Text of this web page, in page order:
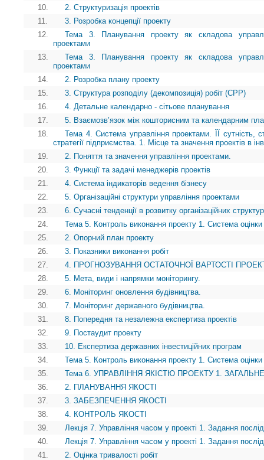
10.
2. Структуризація проектів
11.
3. Розробка концепції проекту
12.
Тема 3. Планування проекту як складова
проектами
13.
Тема 3. Планування проекту як складова
проектами
14.
2. Розробка плану проекту
15.
3. Структура розподілу (декомпозиція) робіт (СРР)
16.
4. Детальне календарно - сітьове планування
17.
5. Взаємозв’язок між кошторисним та календарним
18.
Тема 4. Система управління проектами. ЇЇ сутність,
стратегії підприємства. 1. Місце та значення проектів в
19.
2. Поняття та значення управління проектами.
20.
3. Функції та задачі менеджерів проектів
21.
4. Система індикаторів ведення бізнесу
22.
5. Організаційні структури управління проектами
23.
6. Сучасні тенденції в розвитку організаційних
24.
Тема 5. Контроль виконання проекту 1. Система оцінки
25.
2. Опорний план проекту
26.
3. Показники виконання робіт
27.
4. ПРОГНОЗУВАННЯ ОСТАТОЧНОЇ ВАРТОСТІ
28.
5. Мета, види і напрямки моніторингу.
29.
6. Моніторинг оновлення будівництва.
30.
7. Моніторинг державного будівництва.
31.
8. Попередня та незалежна експертиза проектів
32.
9. Постаудит проекту
33.
10. Експертиза державних інвестиційних програм
34.
Тема 5. Контроль виконання проекту 1. Система оцінки
35.
Тема 6. УПРАВЛІННЯ ЯКІСТЮ ПРОЕКТУ 1.
36.
2. ПЛАНУВАННЯ ЯКОСТІ
37.
3. ЗАБЕЗПЕЧЕННЯ ЯКОСТІ
38.
4. КОНТРОЛЬ ЯКОСТІ
39.
Лекція 7. Управління часом у проекті 1. Задання
40.
Лекція 7. Управління часом у проекті 1. Задання
41.
2. Оцінка тривалості робіт